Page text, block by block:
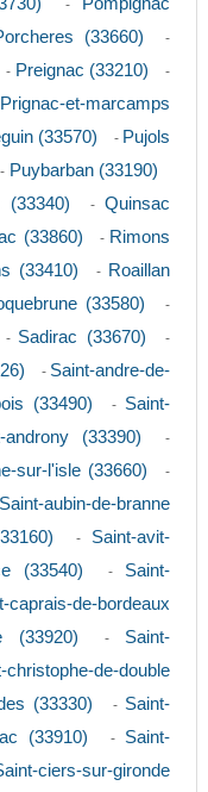
-
(33660) -
- Preignac (33210) -
Prignac-et-marcamps
(33570) - Pujols
- Puybarban (33190)
(33340) -Quinsac
(33860) - Rimons
(33410) - Roaillan
(33580) -
- Sadirac (33670) -
- Saint-andre-de-
(33490) - Saint-
androny (33390) -
sur-l'isle (33660) -
Saint-aubin-de-branne
- Saint-avit-
(33540) - Saint-
caprais-de-bordeaux
(33920) - Saint-
christophe-de-double
(33330) - Saint-
(33910) - Saint-
ciers-sur-gironde